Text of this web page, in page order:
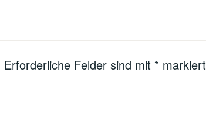
Erforderliche Felder sind mit * markiert